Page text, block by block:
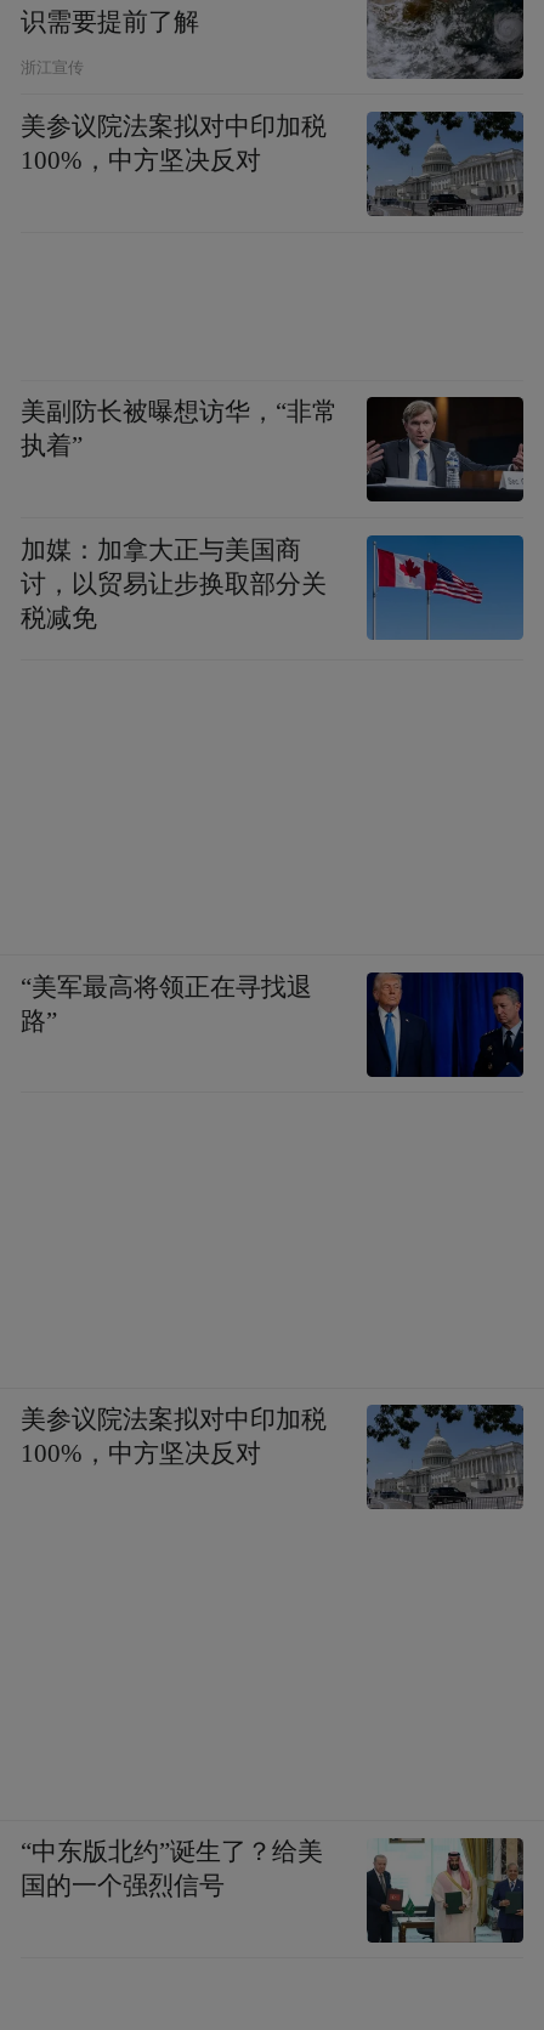
识需要提前了解
浙江宣传
美参议院法案拟对中印加税
100%，中方坚决反对
美副防长被曝想访华，“非常
执着”
加媒：加拿大正与美国商
讨，以贸易让步换取部分关
税减免
“美军最高将领正在寻找退
路”
美参议院法案拟对中印加税
100%，中方坚决反对
“中东版北约”诞生了？给美
国的一个强烈信号